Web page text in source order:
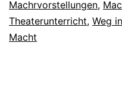
Machrvorstellungen,
Theaterunterricht, Weg
Macht